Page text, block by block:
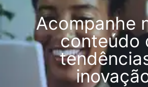
Acompanhe
conteúdo